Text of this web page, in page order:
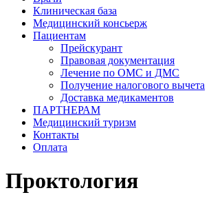
Клиническая база
Медицинский консьерж
Пациентам
Прейскурант
Правовая документация
Лечение по ОМС и ДМС
Получение налогового вычета
Доставка медикаментов
ПАРТНЕРАМ
Медицинский туризм
Контакты
Оплата
Проктология